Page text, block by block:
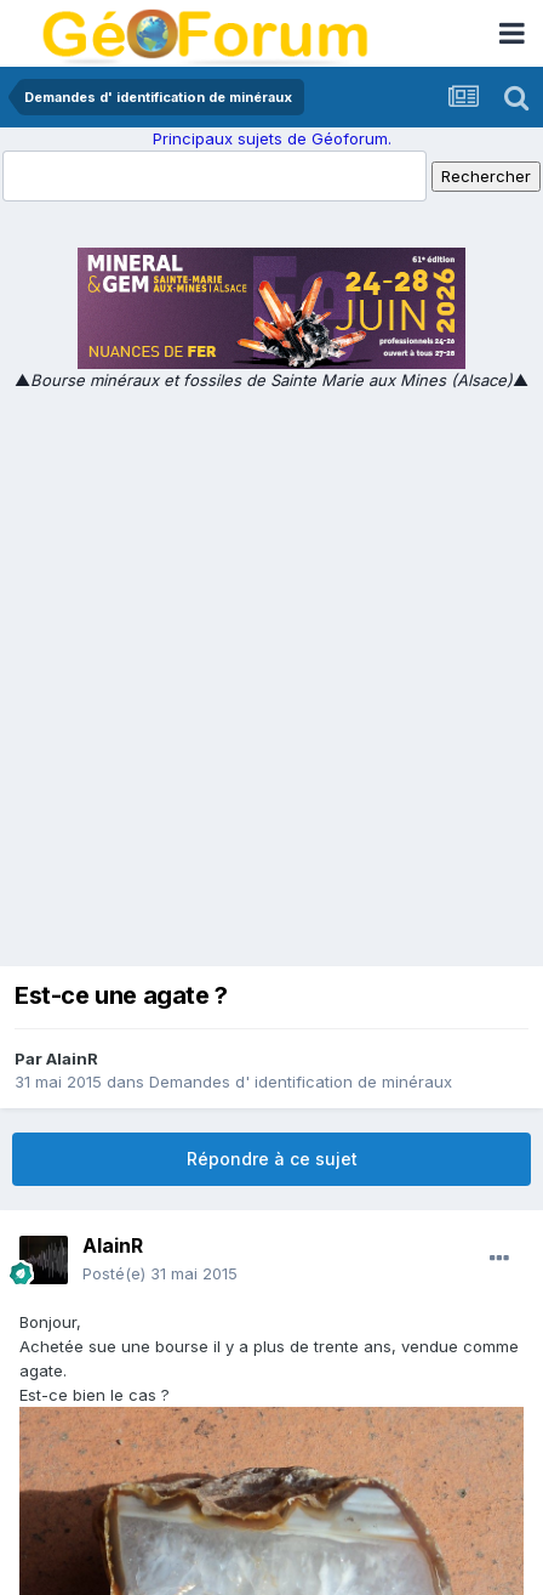
Demandes d' identification de minéraux
Principaux sujets de Géoforum.
▲Bourse minéraux et fossiles de Sainte Marie aux Mines (Alsace)▲
Est-ce une agate ?
ParAlainR
31 mai 2015 dans Demandes d' identification de minéraux
Répondre à ce sujet
AlainR
Posté(e) 31 mai 2015
Bonjour,
Achetée sue une bourse il y a plus de trente ans, vendue comme
agate.
Est-ce bien le cas ?